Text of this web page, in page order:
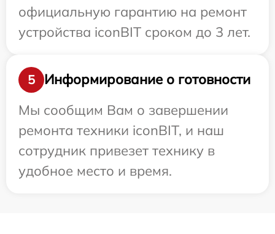
официальную гарантию на ремонт
устройства iconBIT сроком до 3 лет.
5
Информирование о готовности
Мы сообщим Вам о завершении
ремонта техники iconBIT, и наш
сотрудник привезет технику в
удобное место и время.